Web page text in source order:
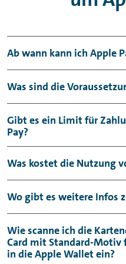
Ab wann kann ich Apple
Apple Paykönnen Sie mit
Card nutzen, sobald Sie
aktiviert haben.
Was sind die
Für die Einrichtung von
Sie Ihre neue Visa Card
Face IDbzw.Touch ID.
Informationen finden Sie
https://support
Gibt es ein Limit für
Pay?
FürApple Paygibt es kein
Kreditlimit. Ihre
denselben Kreditrahmen
Was kostet die Nutzung
Für die Nutzung der Visa
Wallets werden seitens
keine zusätzlichen
Wo gibt es weitere Infos
Weiterführende
finden Sie hier:
https://support
Wie scanne ich die
Card mit Standard-Motiv
in die AppleWalletein?